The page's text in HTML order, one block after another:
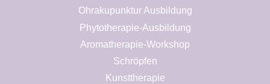
Ohrakupunktur Ausbildung
Phytotherapie-Ausbildung
Aromatherapie-Workshop
Schröpfen
Kunsttherapie